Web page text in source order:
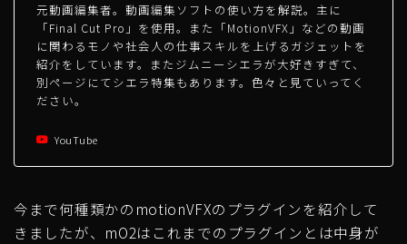
元動画編集者。動画編集ソフトの使い方を解説。主に
「Final Cut Pro」を使用。また「MotionVFX」などの動画
に関わるモノや社会人の仕事スキルを上げるガジェットを
紹介をしています。またジムニーシエラが大好きすぎて、
別ページにてシエラ特集もあります。色々と見ていってく
ださい。
YouTube
今まで何種類かのmotionVFXのプラグインを紹介して
きましたが、 mO2はこれまでのプラグインとは中身が